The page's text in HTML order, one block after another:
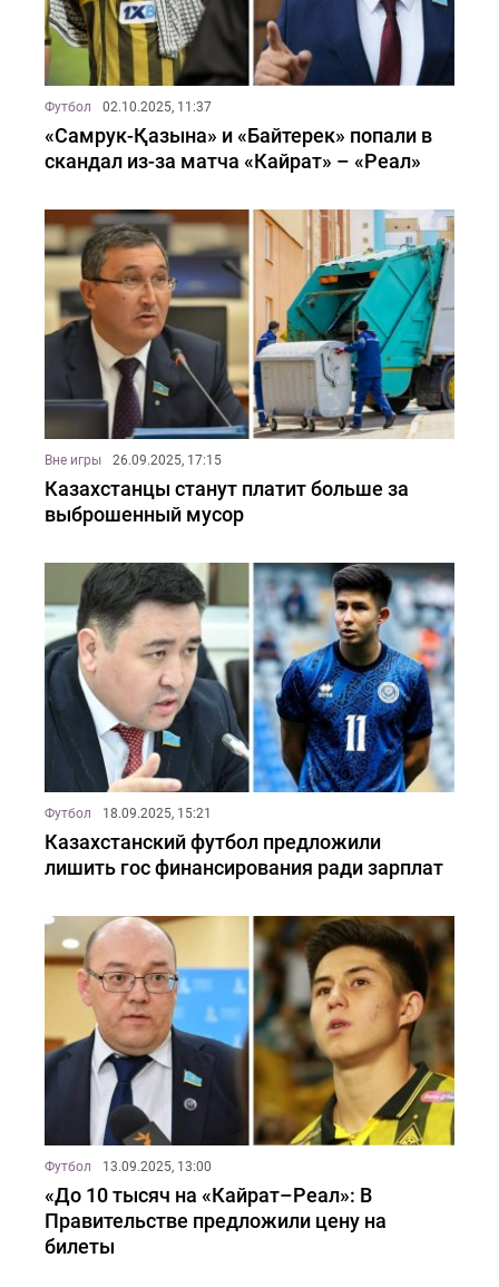
Футбол 02.10.2025, 11:37
«Самрук-Қазына» и «Байтерек» попали в
скандал из-за матча «Кайрат» – «Реал»
Вне игры 26.09.2025, 17:15
Казахстанцы станут платит больше за
выброшенный мусор
Футбол 18.09.2025, 15:21
Казахстанский футбол предложили
лишить гос финансирования ради зарплат
Футбол 13.09.2025, 13:00
«До 10 тысяч на «Кайрат–Реал»: В
Правительстве предложили цену на
билеты